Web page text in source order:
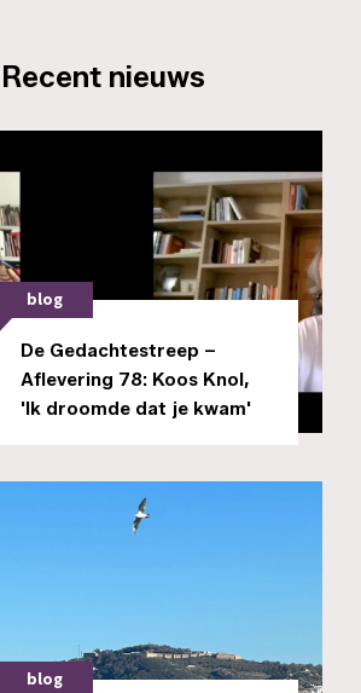
_Recent nieuws
blog
De Gedachtestreep –
Aflevering 78: Koos Knol,
'Ik droomde dat je kwam'
blog